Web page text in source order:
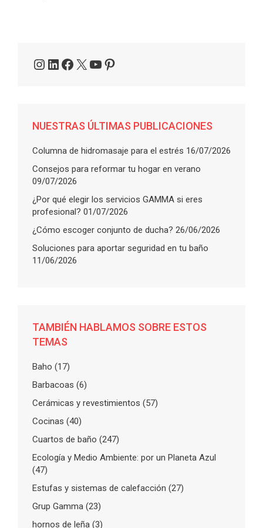
Instagram
LinkedIn
Facebook
X YouTube
Pinterest
NUESTRAS ÚLTIMAS PUBLICACIONES
Columna de hidromasaje para el estrés 16/07/2026
Consejos para reformar tu hogar en verano
09/07/2026
¿Por qué elegir los servicios GAMMA si eres
profesional? 01/07/2026
¿Cómo escoger conjunto de ducha? 26/06/2026
Soluciones para aportar seguridad en tu baño
11/06/2026
TAMBIÉN HABLAMOS SOBRE ESTOS
TEMAS
Baho (17)
Barbacoas (6)
Cerámicas y revestimientos (57)
Cocinas (40)
Cuartos de baño (247)
Ecología y Medio Ambiente: por un Planeta Azul
(47)
Estufas y sistemas de calefacción (27)
Grup Gamma (23)
hornos de leña (3)